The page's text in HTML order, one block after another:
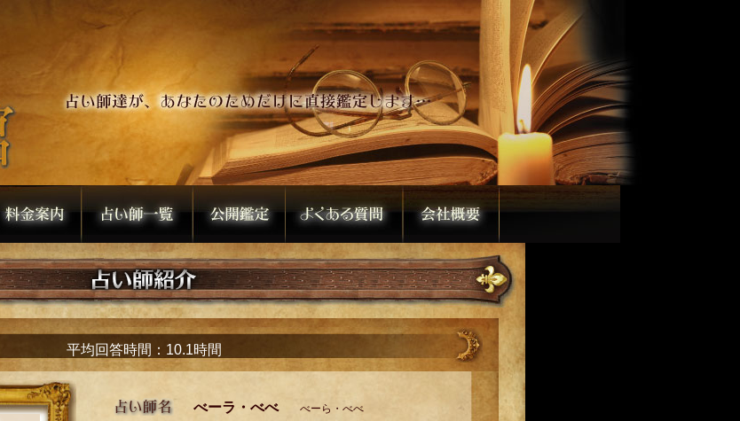
平均回答時間：10.1時間
べーラ・べべべーら・べべ